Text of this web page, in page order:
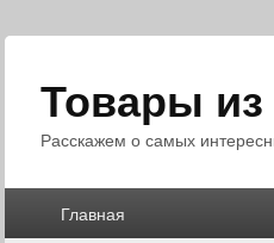
Товары из
Расскажем о самых
Главная